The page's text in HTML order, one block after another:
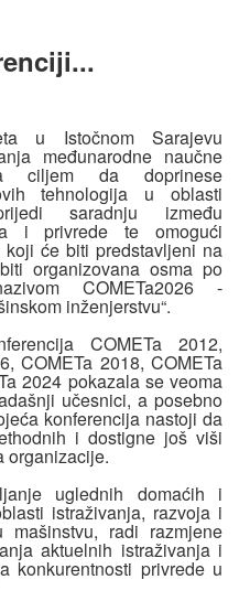
u Istočnom Sarajevu
međunarodne naučne
ciljem da doprinese
tehnologija u oblasti
saradnju između
i privrede te omogući
će biti predstavljeni na
organizovana osma po
COMETa2026 -
inženjerstvu“.
COMETa 2012,
COMETa 2018, COMETa
2024 pokazala se veoma
učesnici, a posebno
konferencija nastoji da
i dostigne još viši
organizacije.
uglednih domaćih i
istraživanja, razvoja i
radi razmjene
aktuelnih istraživanja i
konkurentnosti privrede u